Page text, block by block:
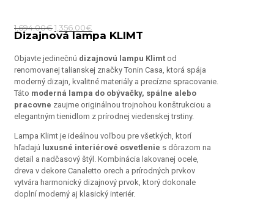
1,694.00€Pôvodná
cena
1,694.00€.
1,356.00€
cena
1,356.00€.
Dizajnová lampa KLIMT
Objavte jedinečnú dizajnovú lampu Klimt od
renomovanej talianskej značky Tonin Casa, ktorá spája
moderný dizajn, kvalitné materiály a precízne spracovanie.
Táto moderná lampa do obývačky, spálne alebo
pracovne zaujme originálnou trojnohou konštrukciou a
elegantným tienidlom z prírodnej viedenskej trstiny.
Lampa Klimt je ideálnou voľbou pre všetkých, ktorí
hľadajú luxusné interiérové osvetlenie s dôrazom na
detail a nadčasový štýl. Kombinácia lakovanej ocele,
dreva v dekore Canaletto orech a prírodných prvkov
vytvára harmonický dizajnový prvok, ktorý dokonale
doplní moderný aj klasický interiér.